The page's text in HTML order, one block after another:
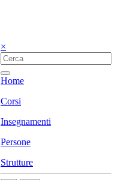
×
Home
Corsi
Insegnamenti
Persone
Strutture